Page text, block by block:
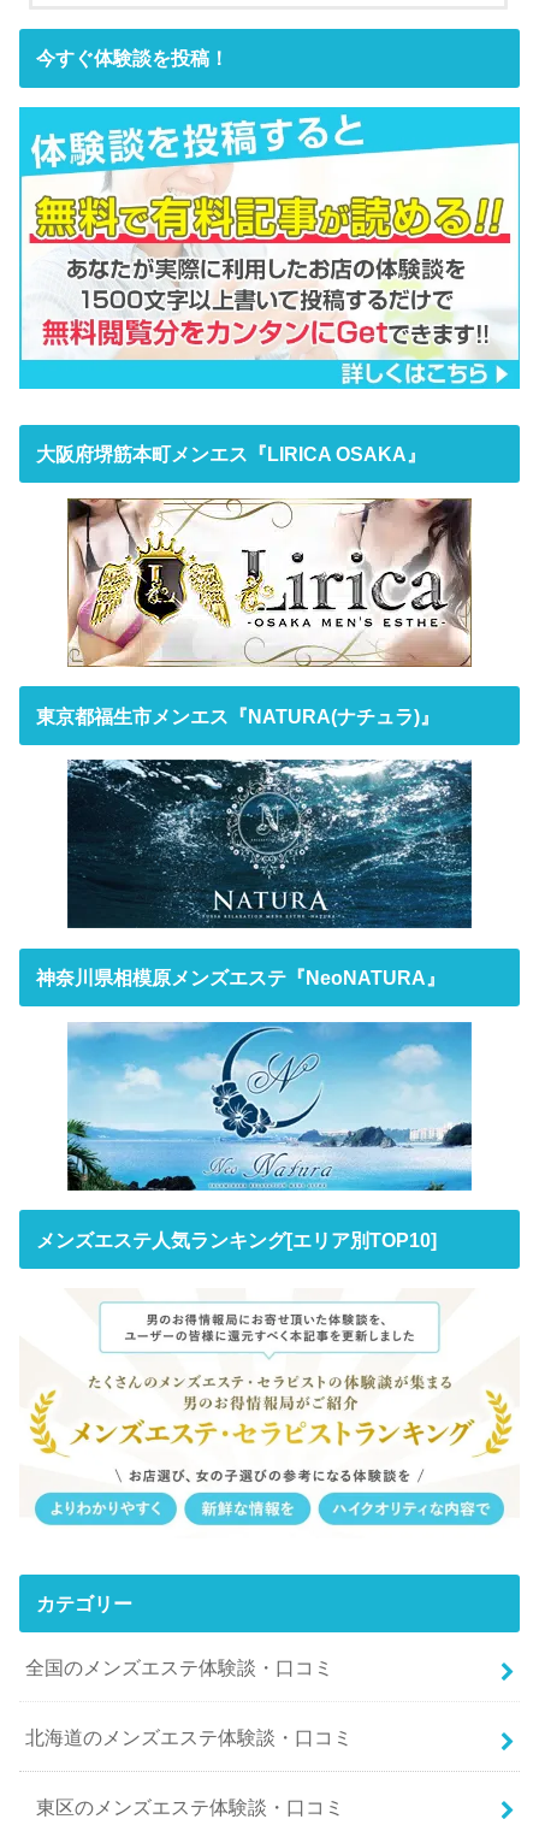
今すぐ体験談を投稿！
大阪府堺筋本町メンエス『LIRICA OSAKA』
東京都福生市メンエス『NATURA(ナチュラ)』
神奈川県相模原メンズエステ『NeoNATURA』
メンズエステ人気ランキング[エリア別TOP10]
カテゴリー
全国のメンズエステ体験談・口コミ
北海道のメンズエステ体験談・口コミ
東区のメンズエステ体験談・口コミ